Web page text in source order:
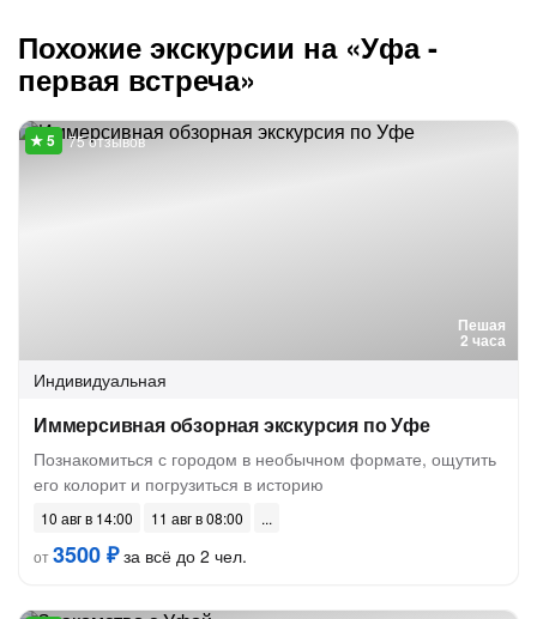
Похожие экскурсии на «Уфа -
первая встреча»
Пешая
2 часа
75 отзывов
Индивидуальная
Иммерсивная обзорная экскурсия по Уфе
Познакомиться с городом в необычном формате, ощутить
его колорит и погрузиться в историю
10 авг в 14:00
11 авг в 08:00
от3500 ₽за всё до 2 чел.